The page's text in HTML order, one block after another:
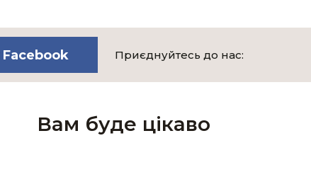
Facebook Приєднуйтесь до нас:
Вам буде цікаво